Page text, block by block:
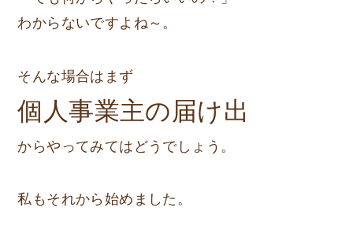
わからないですよね～。
そんな場合はまず
個人事業主の届け出
からやってみてはどうでしょう。
私もそれから始めました。